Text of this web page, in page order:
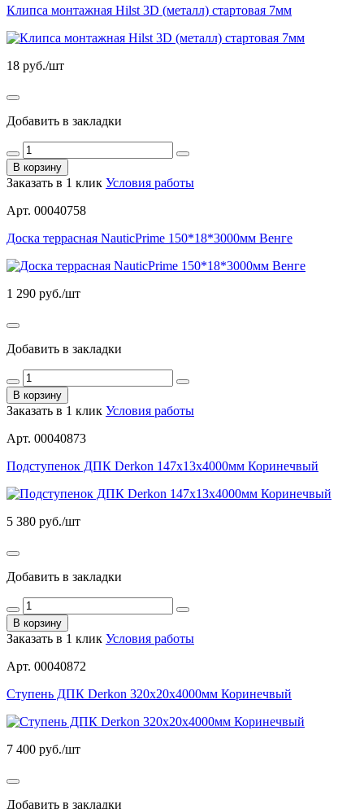
Клипса монтажная Hilst 3D (металл) стартовая 7мм
18 руб./шт
Добавить в закладки
В корзину
Заказать в 1 клик Условия работы
Арт. 00040758
Доска террасная NauticPrime 150*18*3000мм Венге
1 290 руб./шт
Добавить в закладки
В корзину
Заказать в 1 клик Условия работы
Арт. 00040873
Подступенок ДПК Derkon 147х13х4000мм Коринечвый
5 380 руб./шт
Добавить в закладки
В корзину
Заказать в 1 клик Условия работы
Арт. 00040872
Ступень ДПК Derkon 320х20х4000мм Коринечвый
7 400 руб./шт
Добавить в закладки